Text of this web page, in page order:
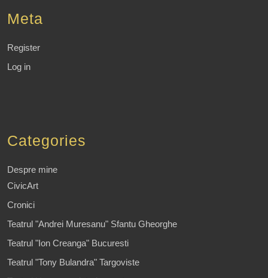
Meta
Register
Log in
Categories
Despre mine
CivicArt
Cronici
Teatrul "Andrei Muresanu" Sfantu Gheorghe
Teatrul "Ion Creanga" Bucuresti
Teatrul "Tony Bulandra" Targoviste